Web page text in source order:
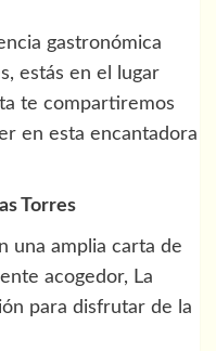
gastronómica
estás en el lugar
te compartiremos
en esta encantadora
Torres
una amplia carta de
acogedor, La
para disfrutar de la